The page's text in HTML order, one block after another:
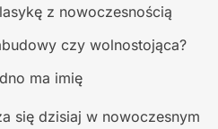
z nowoczesnością
czy wolnostojąca?
ma imię
się dzisiaj w nowoczesnym